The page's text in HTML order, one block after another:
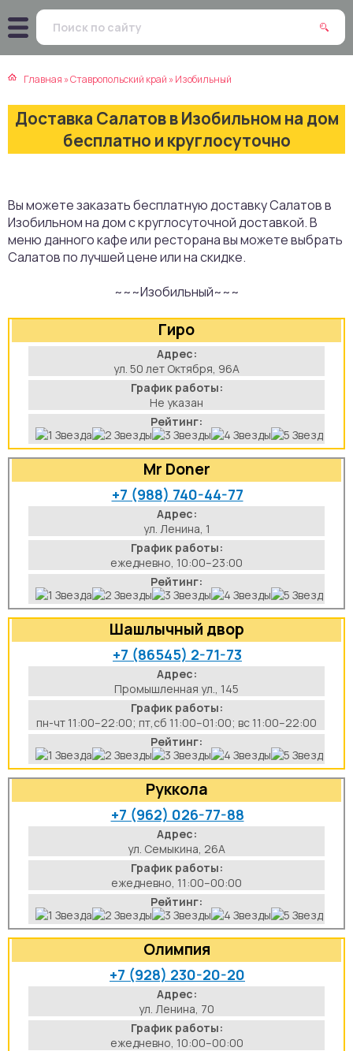
Главная »Ставропольский край »Изобильный
Доставка Салатов в Изобильном на дом
бесплатно и круглосуточно
Вы можете заказать бесплатную доставку Салатов в
Изобильном на дом с круглосуточной доставкой. В
меню данного кафе или ресторана вы можете выбрать
Салатов по лучшей цене или на скидке.
~~~Изобильный~~~
Гиро
Адрес:
ул. 50 лет Октября, 96А
График работы:
Не указан
Рейтинг:
Mr Doner
+7 (988) 740-44-77
Адрес:
ул. Ленина, 1
График работы:
ежедневно, 10:00–23:00
Рейтинг:
Шашлычный двор
+7 (86545) 2-71-73
Адрес:
Промышленная ул., 145
График работы:
пн-чт 11:00–22:00; пт,сб 11:00–01:00; вс 11:00–22:00
Рейтинг:
Руккола
+7 (962) 026-77-88
Адрес:
ул. Семыкина, 26А
График работы:
ежедневно, 11:00–00:00
Рейтинг:
Олимпия
+7 (928) 230-20-20
Адрес:
ул. Ленина, 70
График работы:
ежедневно, 10:00–00:00
кухня
кухня
кухня